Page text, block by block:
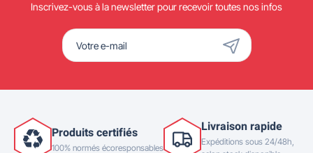
Inscrivez-vous à la newsletter pour recevoir toutes nos infos
Produits certifiés
100% normés écoresponsables
Livraison rapide
Expéditions sous 24/48h,